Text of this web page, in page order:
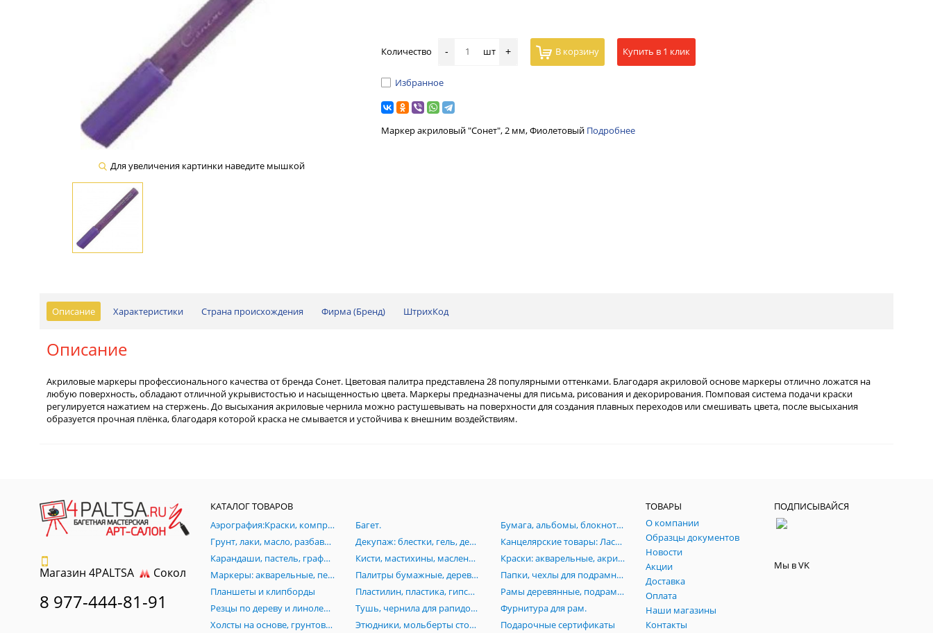
Для увеличения картинки наведите мышкой
Количество - шт + В корзину Купить в 1 клик
Избранное
Маркер акриловый "Сонет", 2 мм, Фиолетовый Подробнее
Описание Характеристики Страна происхождения Фирма (Бренд) ШтрихКод
Описание
Акриловые маркеры профессионального качества от бренда Сонет. Цветовая палитра представлена 28 популярными оттенками. Благодаря акриловой основе маркеры отлично ложатся на
любую поверхность, обладают отличной укрывистостью и насыщенностью цвета. Маркеры предназначены для письма, рисования и декорирования. Помповая система подачи краски
регулируется нажатием на стержень. До высыхания акриловые чернила можно растушевывать на поверхности для создания плавных переходов или смешивать цвета, после высыхания
образуется прочная плёнка, благодаря которой краска не смывается и устойчива к внешним воздействиям.
Магазин 4PALTSA Сокол
8 977-444-81-91
КАТАЛОГ ТОВАРОВ
Аэрография:Краски, компрессоры, аэрогрофы, комплектующие.
Багет.
Бумага, альбомы, блокноты, картон, книги, папки, планшеты, пенокартон, паспарту, склейки.
Грунт, лаки, масло, разбавители, пасты, вспомагательные средства для живописи
Декупаж: блестки, гель, деревянные заготовки, лак, клей, маски, мозаика, платки
Канцелярские товары: Ластики, линейки, ножи, лекала, готовальни, кнопки, скотч, стрейч
Карандаши, пастель, графика, растушевки, черчение, изографы, лайнеры, рапидографы, роллеры
Кисти, мастихины, масленки, стаканы
Краски: акварельные, акриловые, гуашевые, темперные, пасты, фестивальные
Маркеры: акварельные, перманентные, Promarker, нитро-основе, каллиграфические, текстовыделители
Палитры бумажные, деревянные, акриловые, пластиковые
Папки, чехлы для подрамников, сумки, тубусы, пеналы, портфилио, фартуки
Планшеты и клипборды
Пластилин, пластика, гипсовые изделия (бюсты, орнаменты, головы), манекены
Рамы деревянные, подрамники, модульные подрамники
Резцы по дереву и линолеуму, стеки
Тушь, чернила для рапидографов
Фурнитура для рам.
Холсты на основе, грунтованный картон, холст на подрамниках, инструменты
Этюдники, мольберты столы, стулья Подарочные сертификаты
ТОВАРЫ
О компании
Образцы документов
Новости
Акции
Доставка
Оплата
Наши магазины
Контакты
ПОДПИСЫВАЙСЯ
Мы в VK